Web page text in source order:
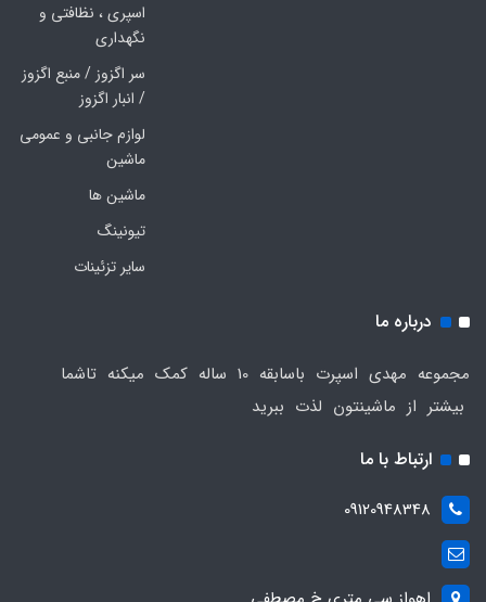
اسپری ، نظافتی و
نگهداری
سر اگزوز / منبع اگزوز
/ انبار اگزوز
لوازم جانبی و عمومی
ماشین
ماشین ها
تیونینگ
سایر تزئینات
درباره ما
مجموعه مهدی اسپرت باسابقه 10 ساله کمک میکنه تاشما
بیشتر از ماشینتون لذت ببرید
ارتباط با ما
09120948348